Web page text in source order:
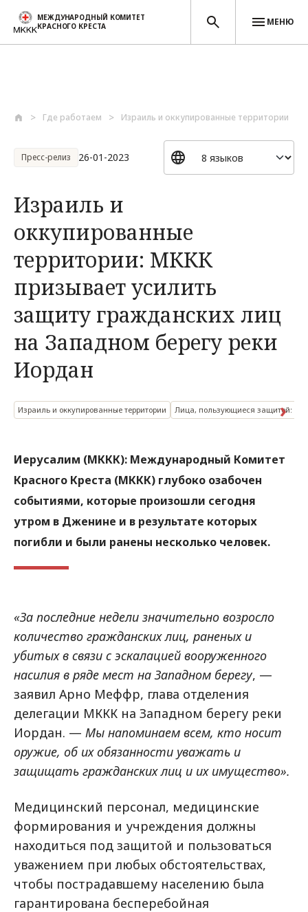
МЕЖДУНАРОДНЫЙ КОМИТЕТ
КРАСНОГО КРЕСТА
МЕНЮ
Где работаем Израиль и оккупированные территории
Пресс-релиз 26-01-2023
Израиль и
оккупированные
территории: МККК
призывает усилить
защиту гражданских лиц
на Западном берегу реки
Иордан
Израиль и оккупированные территории Лица, пользующиеся защитой:
Иерусалим (МККК): Международный Комитет
Красного Креста (МККК) глубоко озабочен
событиями, которые произошли сегодня
утром в Дженине и в результате которых
погибли и были ранены несколько человек.
«За последние недели значительно возросло
количество гражданских лиц, раненых и
убитых в связи с эскалацией вооруженного
насилия в ряде мест на Западном берегу, —
заявил Арно Меффр, глава отделения
делегации МККК на Западном берегу реки
Иордан. — Мы напоминаем всем, кто носит
оружие, об их обязанности уважать и
защищать гражданских лиц и их имущество».
Медицинский персонал, медицинские
формирования и учреждения должны
находиться под защитой и пользоваться
уважением при любых обстоятельствах,
чтобы пострадавшему населению была
гарантирована бесперебойная